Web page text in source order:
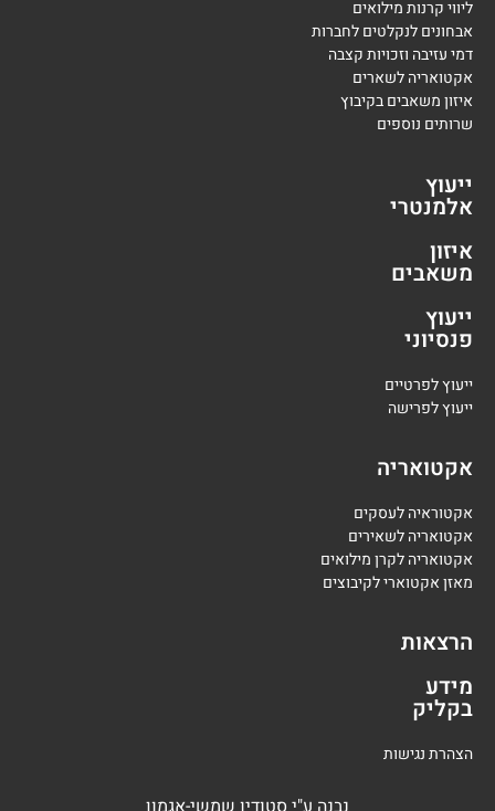
ליווי קרנות מילואים
אבחונים לנקלטים לחברות
דמי עזיבה וזכויות קצבה
אקטואריה לשארים
איזון משאבים בקיבוץ
שרותים נוספים
ייעוץ
אלמנטרי
איזון
משאבים
ייעוץ
פנסיוני
ייעוץ לפרטיים
ייעוץ לפרישה
אקטואריה
אקטוראיה לעסקים
אקטואריה לשאירים
אקטואריה לקרן מילואים
מאזן אקטוארי לקיבוצים
הרצאות
מידע
בקליק
הצהרת נגישות